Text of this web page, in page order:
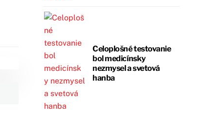
Celoplošné testovanie
bol medicínsky
nezmysel a svetová
hanba